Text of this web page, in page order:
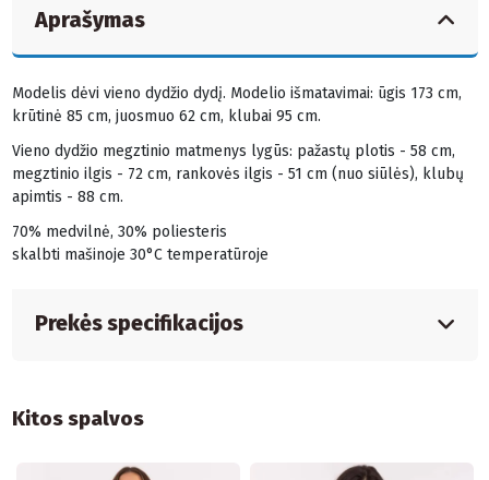
Aprašymas
Modelis dėvi vieno dydžio dydį. Modelio išmatavimai: ūgis 173 cm,
krūtinė 85 cm, juosmuo 62 cm, klubai 95 cm.
Vieno dydžio megztinio matmenys lygūs: pažastų plotis - 58 cm,
megztinio ilgis - 72 cm, rankovės ilgis - 51 cm (nuo siūlės), klubų
apimtis - 88 cm.
70% medvilnė, 30% poliesteris
skalbti mašinoje 30°C temperatūroje
Prekės specifikacijos
Kitos spalvos